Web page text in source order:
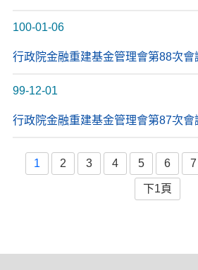
100-01-06
行政院金融重建基金管理會第88次會
99-12-01
行政院金融重建基金管理會第87次會
1 2 3 4 5 6 7
下1頁